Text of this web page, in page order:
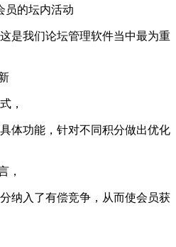
员的坛内活动
是我们论坛管理软件当中最为重
，
体功能，针对不同积分做出优化
，
纳入了有偿竞争，从而使会员获